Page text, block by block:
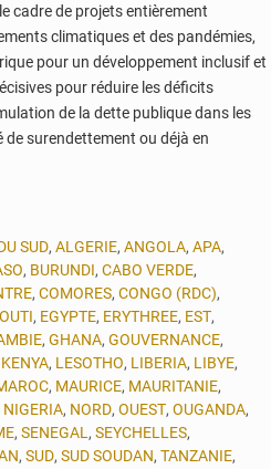
cadre de projets entièrement
climatiques et des pandémies,
pour un développement inclusif et
pour réduire les déficits
de la dette publique dans les
surendettement ou déjà en
SUD, ALGERIE, ANGOLA, APA,
, BURUNDI, CABO VERDE,
, COMORES, CONGO (RDC),
, EGYPTE, ERYTHREE, EST,
, GHANA, GOUVERNANCE,
KENYA, LESOTHO, LIBERIA, LIBYE,
, MAURICE, MAURITANIE,
NIGERIA, NORD, OUEST, OUGANDA,
, SENEGAL , SEYCHELLES,
, SUD, SUD SOUDAN, TANZANIE,